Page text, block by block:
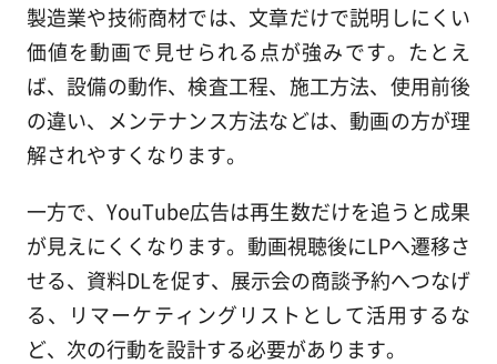
製造業や技術商材では、文章だけで説明しにくい
価値を動画で見せられる点が強みです。たとえ
ば、設備の動作、検査工程、施工方法、使用前後
の違い、メンテナンス方法などは、動画の方が理
解されやすくなります。
一方で、YouTube広告は再生数だけを追うと成果
が見えにくくなります。動画視聴後にLPへ遷移さ
せる、資料DLを促す、展示会の商談予約へつなげ
る、リマーケティングリストとして活用するな
ど、次の行動を設計する必要があります。